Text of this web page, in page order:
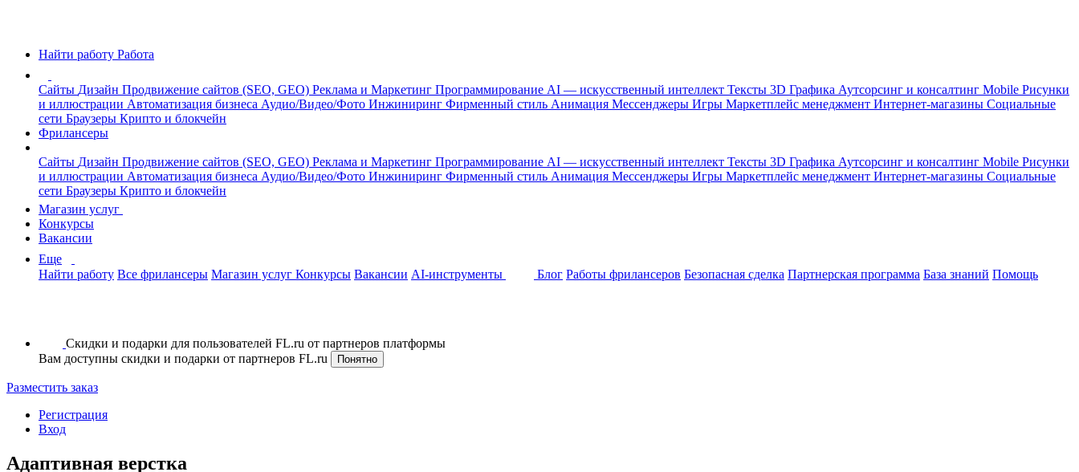
Найти работу Работа
Сайты Дизайн Продвижение сайтов (SEO, GEO) Реклама и Маркетинг Программирование AI — искусственный интеллект Тексты 3D Графика Аутсорсинг и консалтинг Mobile Рисунки
и иллюстрации Автоматизация бизнеса Аудио/Видео/Фото Инжиниринг Фирменный стиль Анимация Мессенджеры Игры Маркетплейс менеджмент Интернет-магазины Социальные
сети Браузеры Крипто и блокчейн
Фрилансеры
Сайты Дизайн Продвижение сайтов (SEO, GEO) Реклама и Маркетинг Программирование AI — искусственный интеллект Тексты 3D Графика Аутсорсинг и консалтинг Mobile Рисунки
и иллюстрации Автоматизация бизнеса Аудио/Видео/Фото Инжиниринг Фирменный стиль Анимация Мессенджеры Игры Маркетплейс менеджмент Интернет-магазины Социальные
сети Браузеры Крипто и блокчейн
Магазин услуг
Конкурсы
Вакансии
Еще
Найти работу Все фрилансеры Магазин услуг Конкурсы Вакансии AI-инструменты Блог Работы фрилансеров Безопасная сделка Партнерская программа База знаний Помощь
Скидки и подарки для пользователей FL.ru от партнеров платформы
Вам доступны скидки и подарки от партнеров FL.ru
Понятно
Разместить заказ
Регистрация
Вход
Адаптивная верстка